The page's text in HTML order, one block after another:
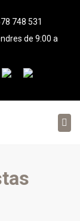
748 531
de 9:00 a